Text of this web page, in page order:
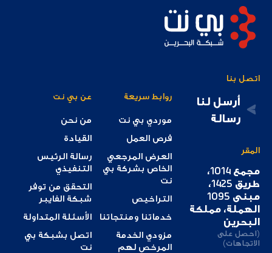
اتصل بنا
أرسل لنا
رسالة
المقر
مجمع 1014،
طريق 1425،
مبنى 1095
الهملة، مملكة
البحرين
(احصل على
الاتجاهات)
روابط سريعة
موردي بي نت
فرص العمل
العرض المرجعي
الخاص بشركة بي
نت
التراخيص
خدماتنا ومنتجاتنا
مزودي الخدمة
المرخص لهم
عن بي نت
من نحن
القيادة
رسالة الرئيس
التنفيذي
التحقق من توفر
شبكة الفايبر
الأسئلة المتداولة
اتصل بشبكة بي
نت